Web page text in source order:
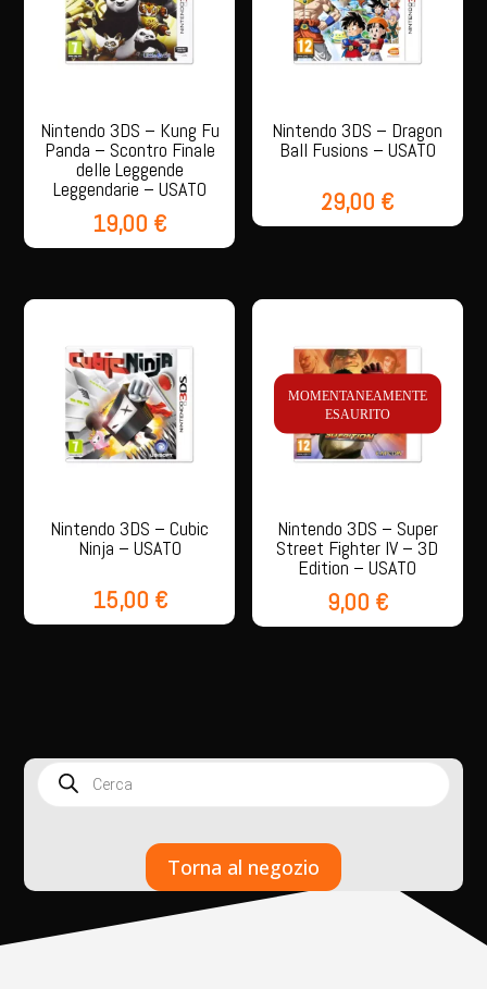
Nintendo 3DS – Kung Fu
Panda – Scontro Finale
delle Leggende
Leggendarie – USATO
19,00 €
Nintendo 3DS – Dragon
Ball Fusions – USATO
29,00 €
Nintendo 3DS – Cubic
Ninja – USATO
15,00 €
MOMENTANEAMENTE
ESAURITO
Nintendo 3DS – Super
Street Fighter IV – 3D
Edition – USATO
9,00 €
search
Torna al negozio